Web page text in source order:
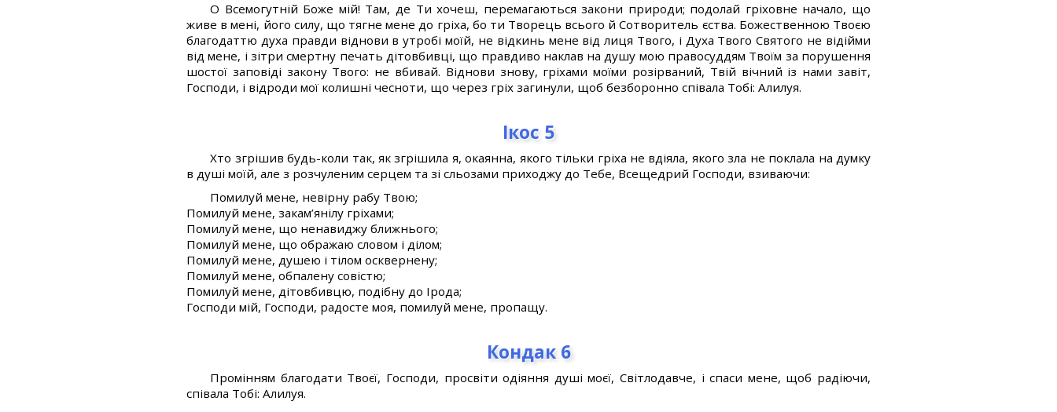
О Всемогутній Боже мій! Там, де Ти хочеш, перемагаються закони природи; подолай гріховне начало, що
живе в мені, його силу, що тягне мене до гріха, бо ти Творець всього й Сотворитель єства. Божественною Твоєю
благодаттю духа правди віднови в утробі моїй, не відкинь мене від лиця Твого, і Духа Твого Святого не відійми
від мене, і зітри смертну печать дітовбивці, що правдиво наклав на душу мою правосуддям Твоїм за порушення
шостої заповіді закону Твого: не вбивай. Віднови знову, гріхами моїми розірваний, Твій вічний із нами завіт,
Господи, і відроди мої колишні чесноти, що через гріх загинули, щоб безборонно співала Тобі: Алилуя.
Ікос 5
Хто згрішив будь-коли так, як згрішила я, окаянна, якого тільки гріха не вдіяла, якого зла не поклала на думку
в душі моїй, але з розчуленим серцем та зі сльозами приходжу до Тебе, Всещедрий Господи, взиваючи:
Помилуй мене, невірну рабу Твою;
Помилуй мене, закам’янілу гріхами;
Помилуй мене, що ненавиджу ближнього;
Помилуй мене, що ображаю словом і ділом;
Помилуй мене, душею і тілом осквернену;
Помилуй мене, обпалену совістю;
Помилуй мене, дітовбивцю, подібну до Ірода;
Господи мій, Господи, радосте моя, помилуй мене, пропащу.
Кондак 6
Промінням благодати Твоєї, Господи, просвіти одіяння душі моєї, Світлодавче, і спаси мене, щоб радіючи,
співала Тобі: Алилуя.